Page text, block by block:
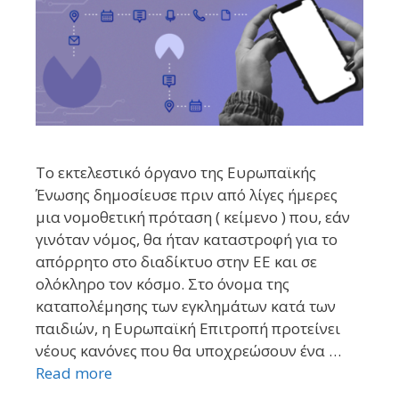
Το εκτελεστικό όργανο της Ευρωπαϊκής
Ένωσης δημοσίευσε πριν από λίγες ήμερες
μια νομοθετική πρόταση ( κείμενο ) που, εάν
γινόταν νόμος, θα ήταν καταστροφή για το
απόρρητο στο διαδίκτυο στην ΕΕ και σε
ολόκληρο τον κόσμο. Στο όνομα της
καταπολέμησης των εγκλημάτων κατά των
παιδιών, η Ευρωπαϊκή Επιτροπή προτείνει
νέους κανόνες που θα υποχρεώσουν ένα …
Read more